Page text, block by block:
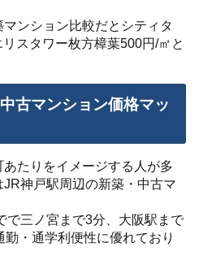
ンション比較だとシティタ
スタワー枚方樟葉500円/㎡と
古マンション価格マッ
たりをイメージする人が多
神戸駅周辺の新築・中古マ
で三ノ宮まで3分、大阪駅まで
・通学利便性に優れており